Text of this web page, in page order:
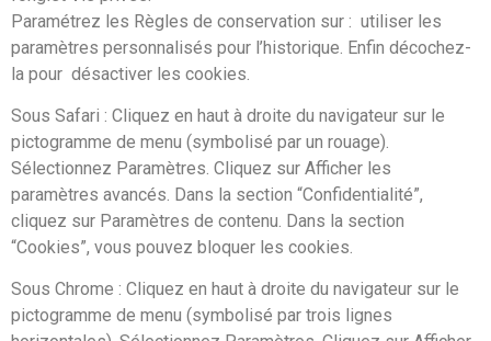
Paramétrez les Règles de conservation sur : utiliser les
paramètres personnalisés pour l’historique. Enfin décochez-
la pour désactiver les cookies.
Sous Safari : Cliquez en haut à droite du navigateur sur le
pictogramme de menu (symbolisé par un rouage).
Sélectionnez Paramètres. Cliquez sur Afficher les
paramètres avancés. Dans la section “Confidentialité”,
cliquez sur Paramètres de contenu. Dans la section
“Cookies”, vous pouvez bloquer les cookies.
Sous Chrome : Cliquez en haut à droite du navigateur sur le
pictogramme de menu (symbolisé par trois lignes